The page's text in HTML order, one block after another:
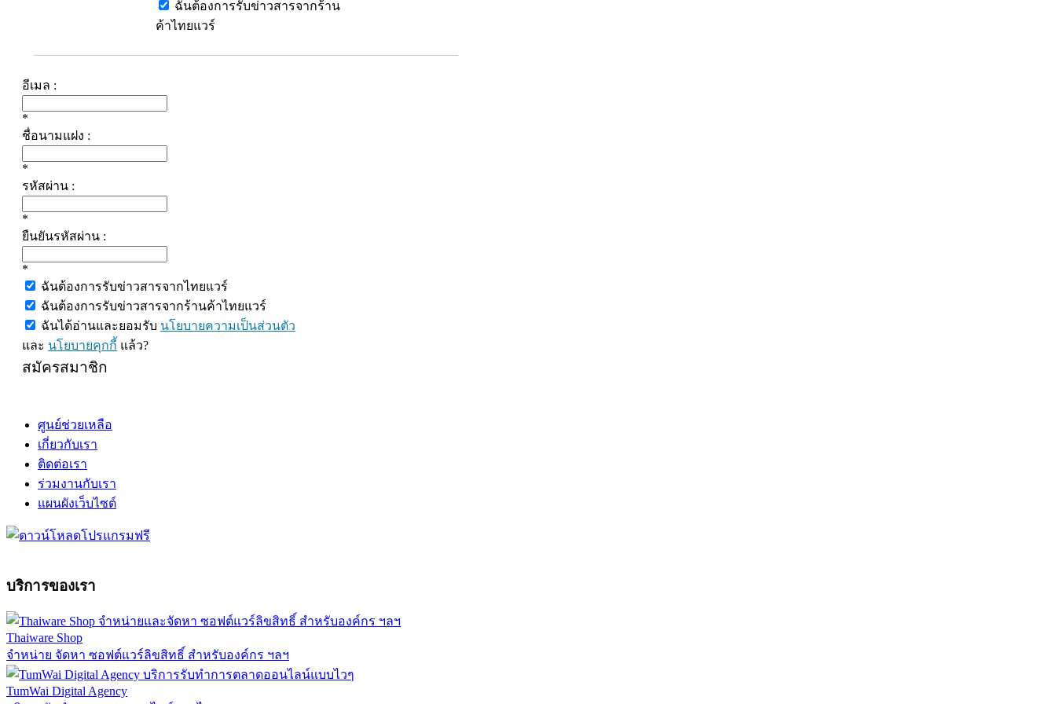
ฉันต้องการรับข่าวสารจากร้าน
ค้าไทยแวร์
อีเมล :
*
ชื่อนามแฝง :
*
รหัสผ่าน :
*
ยืนยันรหัสผ่าน :
*
ฉันต้องการรับข่าวสารจากไทยแวร์
ฉันต้องการรับข่าวสารจากร้านค้าไทยแวร์
ฉันได้อ่านและยอมรับ นโยบายความเป็นส่วนตัว
และ นโยบายคุกกี้ แล้ว?
สมัครสมาชิก
ศูนย์ช่วยเหลือ
เกี่ยวกับเรา
ติดต่อเรา
ร่วมงานกับเรา
แผนผังเว็บไซต์
บริการของเรา
Thaiware Shop
จำหน่าย จัดหา ซอฟต์แวร์ลิขสิทธิ์ สำหรับองค์กร ฯลฯ
TumWai Digital Agency